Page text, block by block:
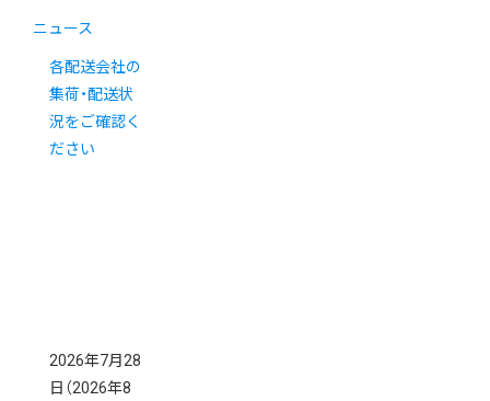
ニュース
各配送会社の
集荷・配送状
況をご確認く
ださい
2026年7月28
日 （2026年8